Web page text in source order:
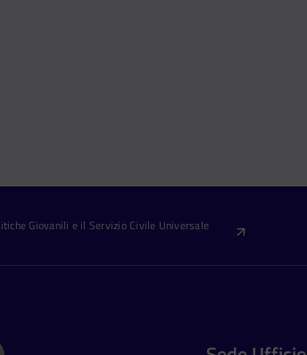
Giovanili e il Servizio Civile Universale